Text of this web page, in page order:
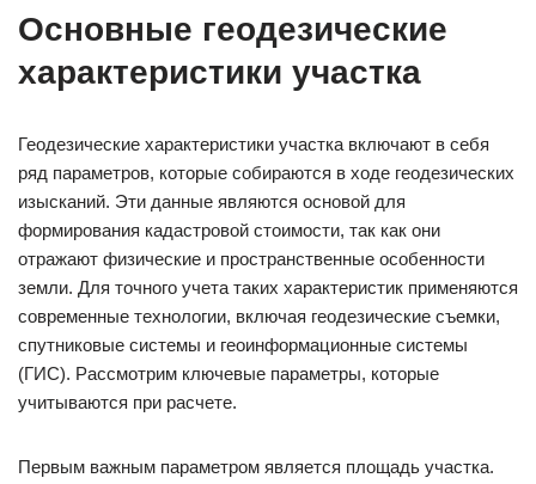
Основные геодезические
характеристики участка
Геодезические характеристики участка включают в себя
ряд параметров, которые собираются в ходе геодезических
изысканий. Эти данные являются основой для
формирования кадастровой стоимости, так как они
отражают физические и пространственные особенности
земли. Для точного учета таких характеристик применяются
современные технологии, включая геодезические съемки,
спутниковые системы и геоинформационные системы
(ГИС). Рассмотрим ключевые параметры, которые
учитываются при расчете.
Первым важным параметром является площадь участка.